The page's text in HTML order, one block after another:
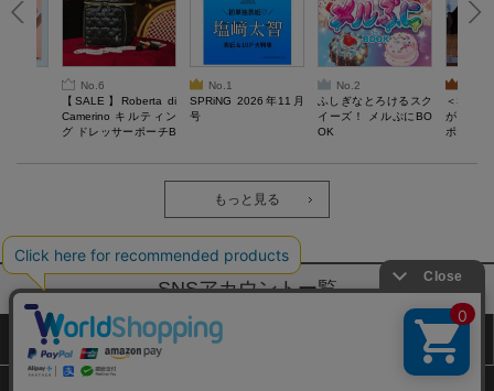
No.6
【SALE】Roberta di
Camerino キルティン
グ ドレッサーポーチB
No.1
SPRiNG 2026年11月
号
No.2
ふしぎなとろけるスク
イーズ！ メルぷにBO
OK
＜SALE
がある
ポーチ
もっと見る
SNSアカウントー覧
サイトマップ